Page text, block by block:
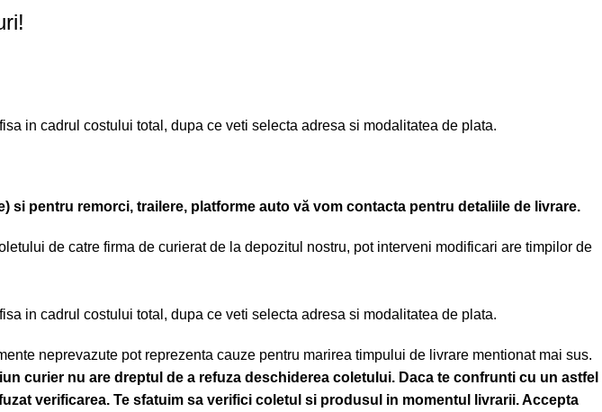
in cadrul costului total, dupa ce veti selecta adresa si modalitatea de plata.
si pentru remorci, trailere, platforme auto vă vom contacta pentru detaliile de livrare.
de catre firma de curierat de la depozitul nostru, pot interveni modificari are timpilor de
in cadrul costului total, dupa ce veti selecta adresa si modalitatea de plata.
neprevazute pot reprezenta cauze pentru marirea timpului de livrare mentionat mai sus.
curier nu are dreptul de a refuza deschiderea coletului. Daca te confrunti cu un astfel
verificarea. Te sfatuim sa verifici coletul si produsul in momentul livrarii. Accepta